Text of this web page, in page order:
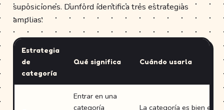
suposiciones. Dunford identifica tres estrategias
amplias:
Estrategia
de
categoría
Qué significa Cuándo usarla
Entrar en una
categoría
La categoría es bien